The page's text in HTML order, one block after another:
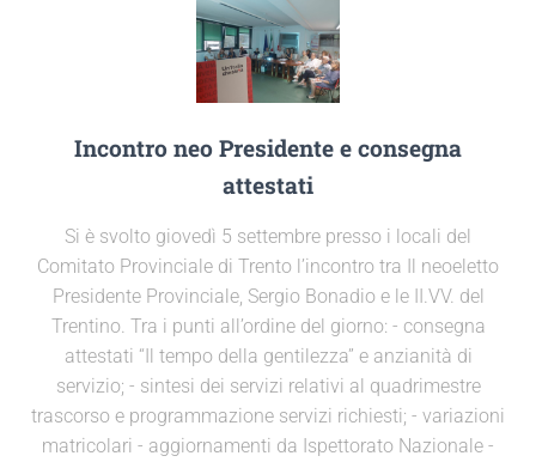
Incontro neo Presidente e consegna
attestati
Si è svolto giovedì 5 settembre presso i locali del
Comitato Provinciale di Trento l’incontro tra Il neoeletto
Presidente Provinciale, Sergio Bonadio e le II.VV. del
Trentino. Tra i punti all’ordine del giorno: - consegna
attestati “Il tempo della gentilezza” e anzianità di
servizio; - sintesi dei servizi relativi al quadrimestre
trascorso e programmazione servizi richiesti; - variazioni
matricolari - aggiornamenti da Ispettorato Nazionale -